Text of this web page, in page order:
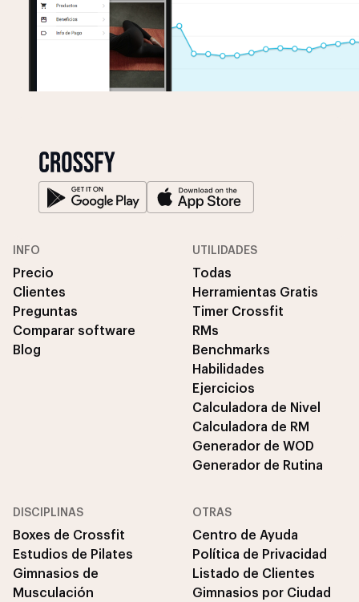
INFO
Precio
Clientes
Preguntas
Comparar software
Blog
UTILIDADES
Todas
Herramientas Gratis
Timer Crossfit
RMs
Benchmarks
Habilidades
Ejercicios
Calculadora de Nivel
Calculadora de RM
Generador de WOD
Generador de Rutina
DISCIPLINAS
Boxes de Crossfit
Estudios de Pilates
Gimnasios de
Musculación
OTRAS
Centro de Ayuda
Política de Privacidad
Listado de Clientes
Gimnasios por Ciudad